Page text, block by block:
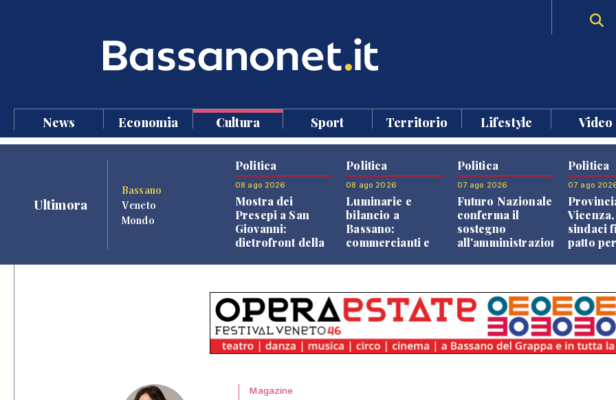
News Economia Cultura Sport Territorio Lifestyle Video
Ultimora
Bassano
Veneto
Mondo
Politica
08 ago 2026
Mostra dei
Presepi a San
Giovanni:
dietrofront della
Politica
08 ago 2026
Luminarie e
bilancio a
Bassano:
commercianti e
Politica
07 ago 2026
Futuro Nazionale
conferma il
sostegno
all'amministrazione
Politica
07 ago
sindaci
patto
Magazine